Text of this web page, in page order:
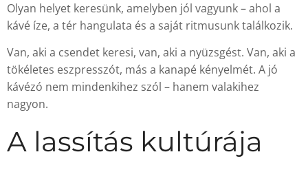
Olyan helyet keresünk, amelyben jól vagyunk – ahol a
kávé íze, a tér hangulata és a saját ritmusunk találkozik.
Van, aki a csendet keresi, van, aki a nyüzsgést. Van, aki a
tökéletes eszpresszót, más a kanapé kényelmét. A jó
kávézó nem mindenkihez szól – hanem valakihez
nagyon.
A lassítás kultúrája